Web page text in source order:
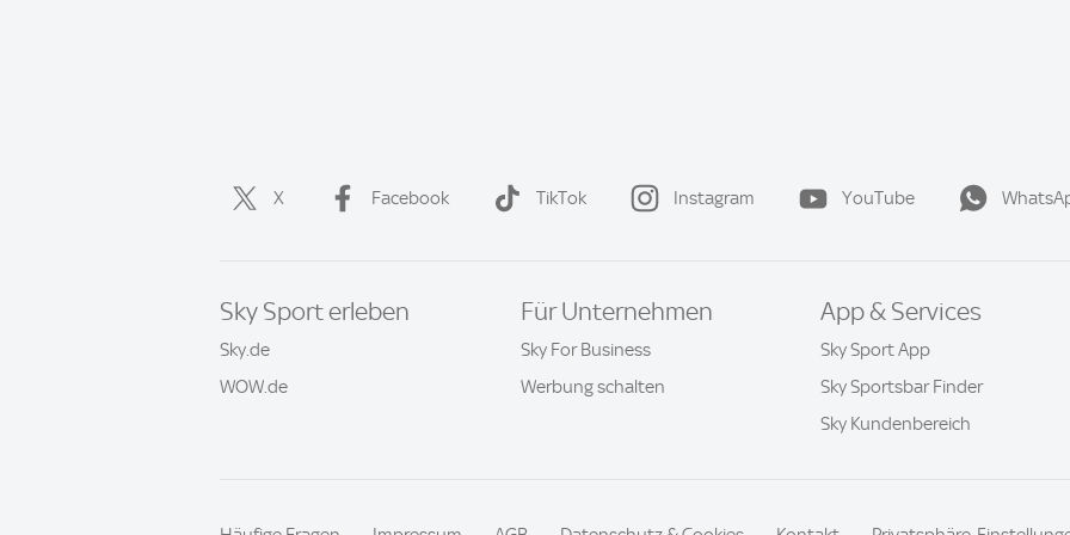
X Facebook TikTok Instagram YouTube
Sky Sport erleben
Sky.de
WOW.de
Für Unternehmen
Sky For Business
Werbung schalten
App & Services
Sky Sport App
Sky Sportsbar Finder
Sky Kundenbereich